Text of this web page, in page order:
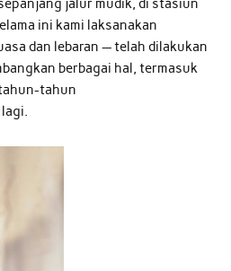
jalur mudik, di stasiun
ini kami laksanakan
dan lebaran — telah dilakukan
berbagai hal, termasuk
tahun